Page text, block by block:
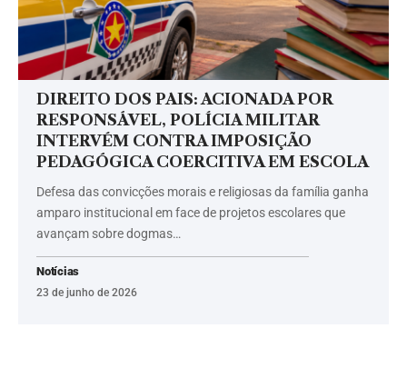
DIREITO DOS PAIS: ACIONADA POR
RESPONSÁVEL, POLÍCIA MILITAR
INTERVÉM CONTRA IMPOSIÇÃO
PEDAGÓGICA COERCITIVA EM ESCOLA
Defesa das convicções morais e religiosas da família ganha
amparo institucional em face de projetos escolares que
avançam sobre dogmas…
Notícias
23 de junho de 2026